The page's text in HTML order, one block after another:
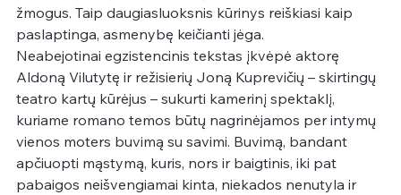
žmogus. Taip daugiasluoksnis kūrinys reiškiasi kaip
paslaptinga, asmenybę keičianti jėga.
Neabejotinai egzistencinis tekstas įkvėpė aktorę
Aldoną Vilutytę ir režisierių Joną Kuprevičių – skirtingų
teatro kartų kūrėjus – sukurti kamerinį spektaklį,
kuriame romano temos būtų nagrinėjamos per intymų
vienos moters buvimą su savimi. Buvimą, bandant
apčiuopti mąstymą, kuris, nors ir baigtinis, iki pat
pabaigos neišvengiamai kinta, niekados nenutyla ir